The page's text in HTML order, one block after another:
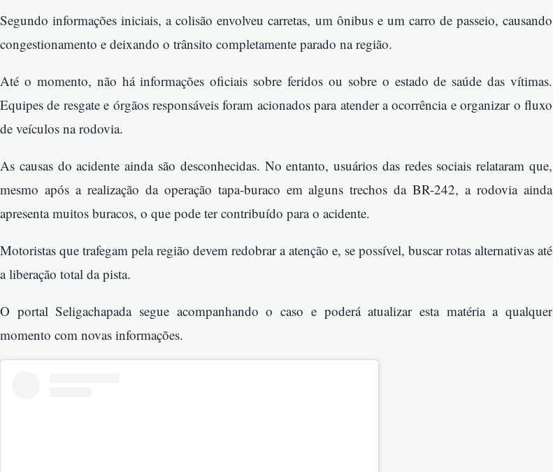
Segundo informações iniciais, a colisão envolveu carretas, um ônibus e um carro de passeio, causando
congestionamento e deixando o trânsito completamente parado na região.
Até o momento, não há informações oficiais sobre feridos ou sobre o estado de saúde das vítimas.
Equipes de resgate e órgãos responsáveis foram acionados para atender a ocorrência e organizar o fluxo
de veículos na rodovia.
As causas do acidente ainda são desconhecidas. No entanto, usuários das redes sociais relataram que,
mesmo após a realização da operação tapa-buraco em alguns trechos da BR-242, a rodovia ainda
apresenta muitos buracos, o que pode ter contribuído para o acidente.
Motoristas que trafegam pela região devem redobrar a atenção e, se possível, buscar rotas alternativas até
a liberação total da pista.
O portal Seligachapada segue acompanhando o caso e poderá atualizar esta matéria a qualquer
momento com novas informações.